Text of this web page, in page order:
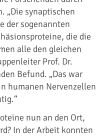
„Die synaptischen
der sogenannten
die die
alle den gleichen
Prof. Dr.
Befund. „Das war
humanen Nervenzellen
nun an den Ort,
In der Arbeit konnten